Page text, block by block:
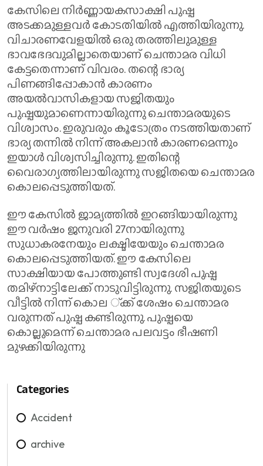
കേസിലെ നിര്‍ണ്ണായകസാക്ഷി പുഷ്പ
അടക്കമുള്ളവര്‍ കോടതിയില്‍ എത്തിയിരുന്നു.
വിചാരണവേളയില്‍ ഒരു തരത്തിലുമുള്ള
ഭാവഭേദവുമില്ലാതെയാണ് ചെന്താമര വിധി
കേട്ടതെന്നാണ് വിവരം. തന്റെ ഭാര്യ
പിണങ്ങിപ്പോകാന്‍ കാരണം
അയല്‍വാസികളായ സജിതയും
പുഷ്പയുമാണെന്നായിരുന്നു ചെന്താമരയുടെ
വിശ്വാസം. ഇരുവരും കൂടോത്രം നടത്തിയതാണ്
ഭാര്യ തന്നില്‍ നിന്ന് അകലാന്‍ കാരണമെന്നും
ഇയാള്‍ വിശ്വസിച്ചിരുന്നു. ഇതിന്റെ
വൈരാഗ്യത്തിലായിരുന്നു സജിതയെ ചെന്താമര
കൊലപ്പെടുത്തിയത്.
ഈ കേസില്‍ ജാമ്യത്തില്‍ ഇറങ്ങിയായിരുന്നു
ഈ വര്‍ഷം ജനുവരി 27നായിരുന്നു
സുധാകരനേയും ലക്ഷ്മിയേയും ചെന്താമര
കൊലപ്പെടുത്തിയത്. ഈ കേസിലെ
സാക്ഷിയായ പോത്തുണ്ടി സ്വദേശി പുഷ്പ
തമിഴ്നാട്ടിലേക്ക് നാടുവിട്ടിരുന്നു. സജിതയുടെ
വീട്ടില്‍ നിന്ന് കൊല ്ക്ക് ശേഷം ചെന്താമര
വരുന്നത് പുഷ്പ കണ്ടിരുന്നു. പുഷ്പയെ
കൊല്ലുമെന്ന് ചെന്താമര പലവട്ടം ഭീഷണി
മുഴക്കിയിരുന്നു
Categories
Accident
archive